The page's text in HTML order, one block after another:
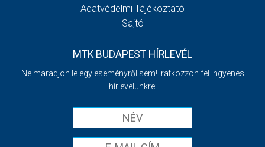
Adatvédelmi Tájékoztató
Sajtó
MTK BUDAPEST HÍRLEVÉL
Ne maradjon le egy eseményről sem! Iratkozzon fel ingyenes
hírlevelünkre: